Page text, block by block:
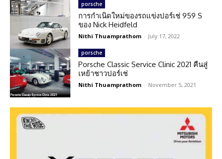
porsche
การกำเนิดใหม่ของรถแข่งปอร์เช่ 959 S
ของ Nick Heidfeld
Nithi Thuamprathom - July 17, 2022
porsche
Porsche Classic Service Clinic 2021 คืนสู่
เหย้าชาวปอร์เช่
Nithi Thuamprathom - November 5, 2021